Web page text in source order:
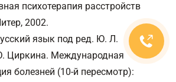
психотерапия расстройств
2002.
язык под ред. Ю. Л.
Циркина. Международная
болезней (10-й пересмотр):